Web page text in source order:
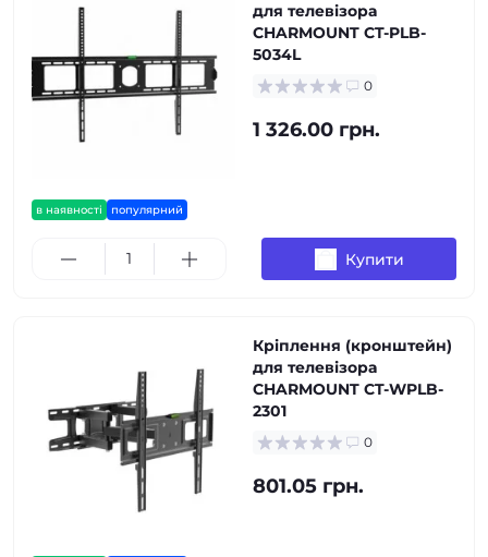
в наявності популярний
для телевізора
CHARMOUNT CT-PLB-
5034L
0
1 326.00 грн.
Купити
Кріплення (кронштейн)
для телевізора
CHARMOUNT CT-WPLB-
2301
0
801.05 грн.